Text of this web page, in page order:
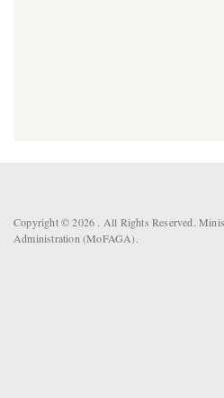
Copyright © 2026 . All Rights Reserved.
Administration (MoFAGA).